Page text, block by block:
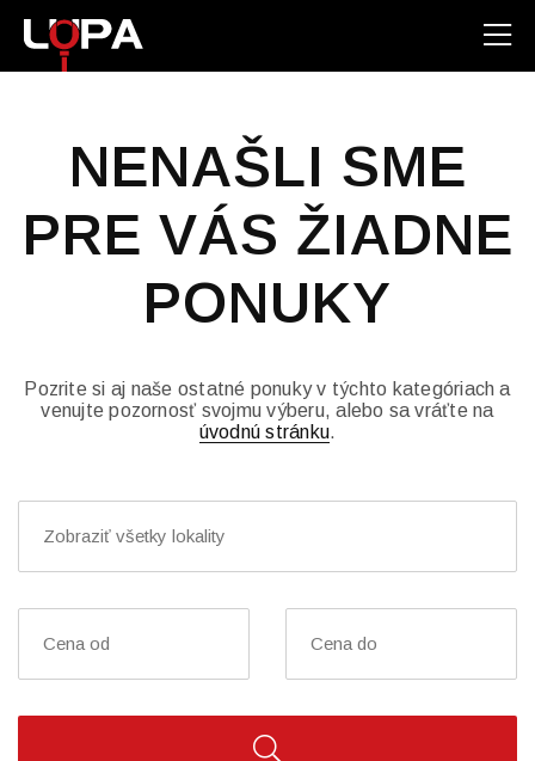
NENAŠLI SME
PRE VÁS ŽIADNE
PONUKY
Pozrite si aj naše ostatné ponuky v týchto kategóriach a
venujte pozornosť svojmu výberu, alebo sa vráťte na
úvodnú stránku.